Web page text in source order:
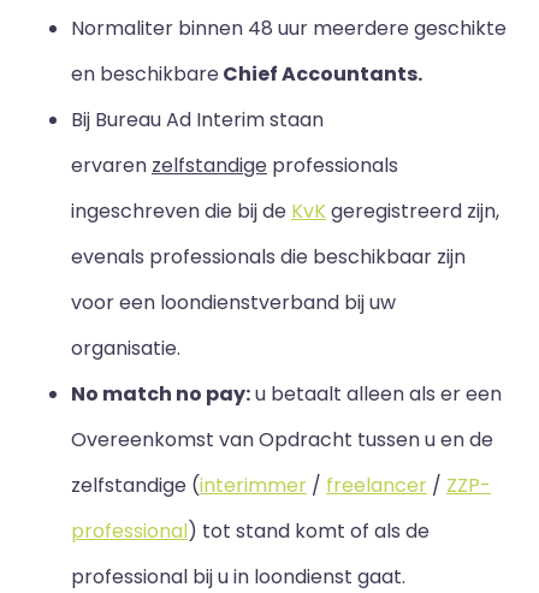
Normaliter binnen 48 uur meerdere geschikte
en beschikbareChief Accountants.
Bij Bureau Ad Interim staan
ervaren zelfstandige professionals
ingeschreven die bij de KvKgeregistreerd zijn,
evenals professionals die beschikbaar zijn
voor een loondienstverband bij uw
organisatie.
No match no pay:u betaalt alleen als er een
Overeenkomst van Opdracht tussen u en de
zelfstandige (interimmer / freelancer / ZZP-
professional) tot stand komt of als de
professional bij u in loondienst gaat.